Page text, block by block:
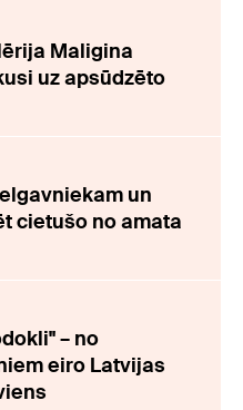
Maligina
uz apsūdzēto
un
cietušo no amata
– no
eiro Latvijas